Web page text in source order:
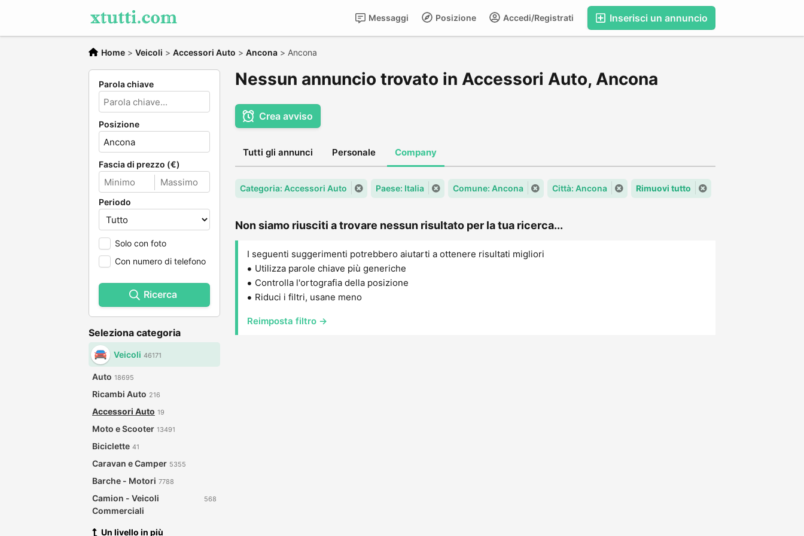
Inserisci un annuncio
Accedi/Registrati
Posizione
Messaggi
Home > Veicoli > Accessori Auto > Ancona > Ancona
Parola chiave
Posizione
Fascia di prezzo (€)
Periodo
Solo con foto
Con numero di telefono
Ricerca
Seleziona categoria
Veicoli 46171
Auto 18695
Ricambi Auto 216
Accessori Auto 19
Moto e Scooter 13491
Biciclette 41
Caravan e Camper 5355
Barche - Motori 7788
Camion - Veicoli
Commerciali
568
Un livello in più
Nessun annuncio trovato in Accessori Auto, Ancona
Crea avviso
Tutti gli annunci Personale Company
Categoria: Accessori Auto Paese: Italia Comune: Ancona Città: Ancona Rimuovi tutto
Non siamo riusciti a trovare nessun risultato per la tua ricerca...
I seguenti suggerimenti potrebbero aiutarti a ottenere risultati migliori
Utilizza parole chiave più generiche
Controlla l'ortografia della posizione
Riduci i filtri, usane meno
Reimposta filtro →